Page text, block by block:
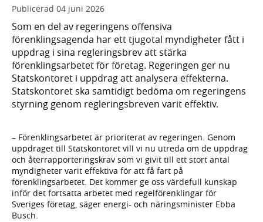
Publicerad 04 juni 2026
Som en del av regeringens offensiva
förenklingsagenda har ett tjugotal myndigheter fått i
uppdrag i sina regleringsbrev att stärka
förenklingsarbetet för företag. Regeringen ger nu
Statskontoret i uppdrag att analysera effekterna.
Statskontoret ska samtidigt bedöma om regeringens
styrning genom regleringsbreven varit effektiv.
– Förenklingsarbetet är prioriterat av regeringen. Genom
uppdraget till Statskontoret vill vi nu utreda om de uppdrag
och återrapporteringskrav som vi givit till ett stort antal
myndigheter varit effektiva för att få fart på
förenklingsarbetet. Det kommer ge oss värdefull kunskap
inför det fortsatta arbetet med regelförenklingar för
Sveriges företag, säger energi- och näringsminister Ebba
Busch.